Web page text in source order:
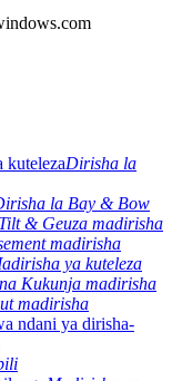
Dirisha la
la Bay & Bow
Tilt & Geuza madirisha
madirisha
ya kuteleza
Kukunja madirisha
madirisha